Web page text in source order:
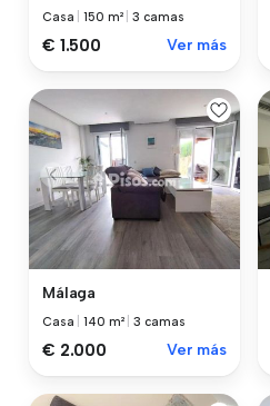
Casa |150 m² |3 camas
€ 1.500 Ver más
Málaga
Casa |140 m² |3 camas
€ 2.000 Ver más